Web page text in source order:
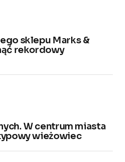
sklepu Marks &
rekordowy
W centrum miasta
wieżowiec